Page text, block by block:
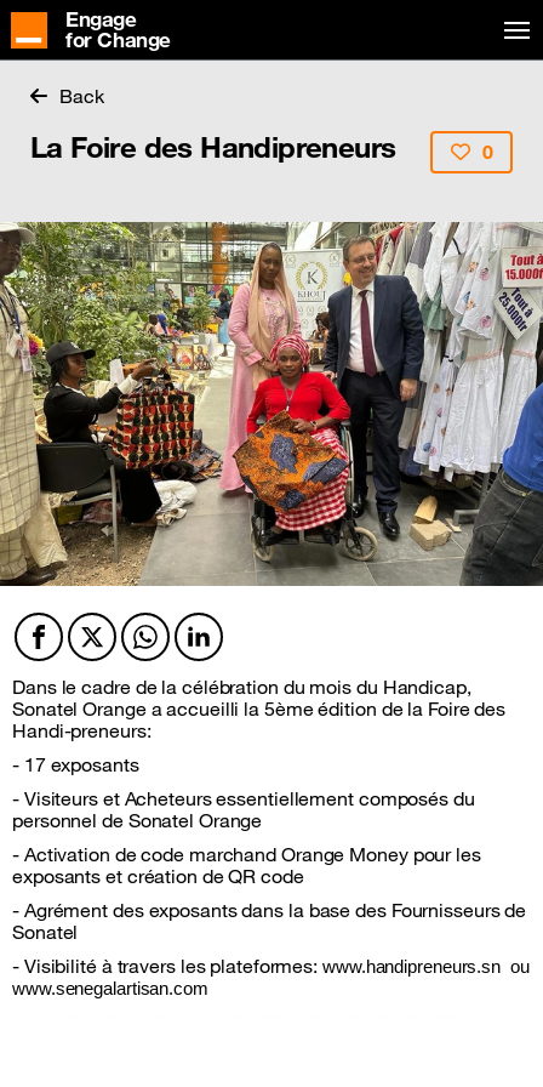
Engage
for Change
Back
La Foire des Handipreneurs 0
Facebook
TwitterTwitterTwitter
Dans le cadre de la célébration du mois du Handicap,
Sonatel Orange a accueilli la 5ème édition de la Foire des
Handi-preneurs:
- 17 exposants
- Visiteurs et Acheteurs essentiellement composés du
personnel de Sonatel Orange
- Activation de code marchand Orange Money pour les
exposants et création de QR code
- Agrément des exposants dans la base des Fournisseurs de
Sonatel
- Visibilité à travers les plateformes: www.handipreneurs.sn ou
www.senegalartisan.com